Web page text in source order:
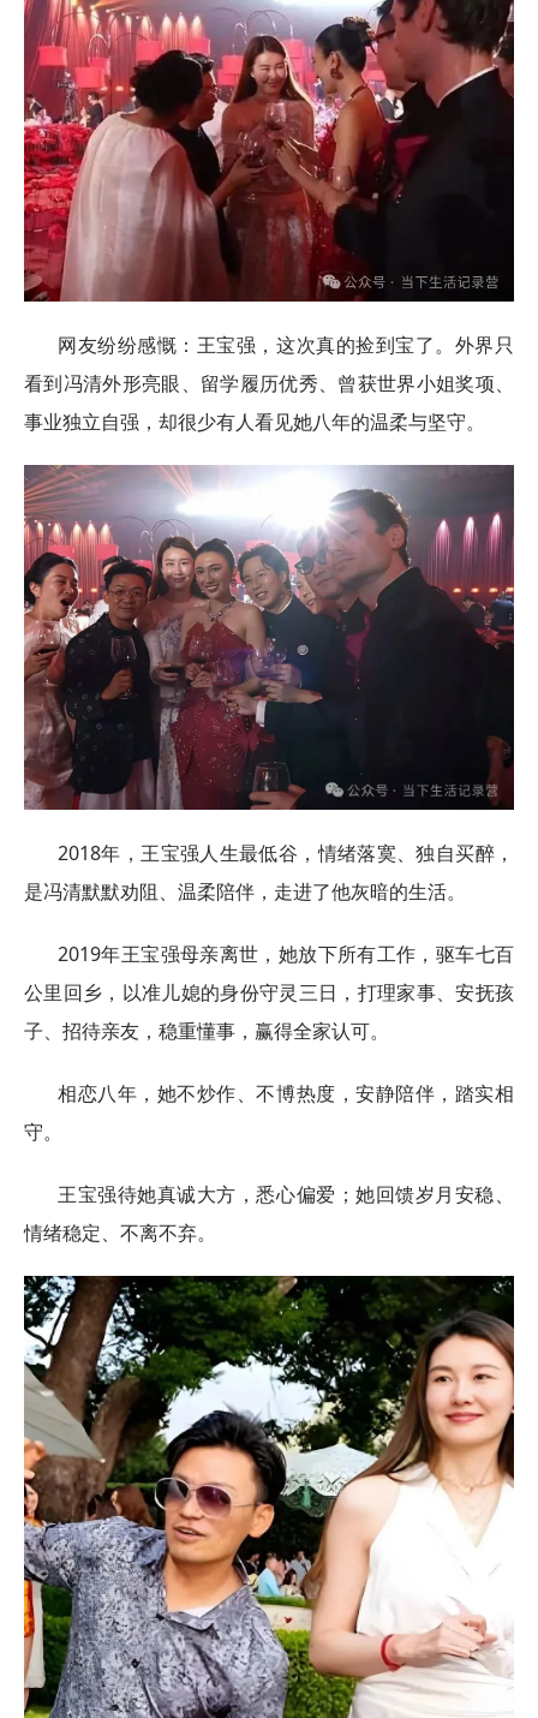
网友纷纷感慨：王宝强，这次真的捡到宝了。外界只
看到冯清外形亮眼、留学履历优秀、曾获世界小姐奖项、
事业独立自强，却很少有人看见她八年的温柔与坚守。
2018年，王宝强人生最低谷，情绪落寞、独自买醉，
是冯清默默劝阻、温柔陪伴，走进了他灰暗的生活。
2019年王宝强母亲离世，她放下所有工作，驱车七百
公里回乡，以准儿媳的身份守灵三日，打理家事、安抚孩
子、招待亲友，稳重懂事，赢得全家认可。
相恋八年，她不炒作、不博热度，安静陪伴，踏实相
守。
王宝强待她真诚大方，悉心偏爱；她回馈岁月安稳、
情绪稳定、不离不弃。